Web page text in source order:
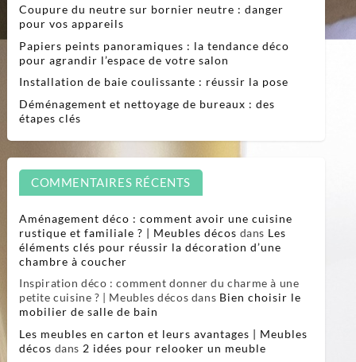
Coupure du neutre sur bornier neutre : danger
pour vos appareils
Papiers peints panoramiques : la tendance déco
pour agrandir l’espace de votre salon
Installation de baie coulissante : réussir la pose
Déménagement et nettoyage de bureaux : des
étapes clés
COMMENTAIRES RÉCENTS
Aménagement déco : comment avoir une cuisine
rustique et familiale ? | Meubles décos dans Les
éléments clés pour réussir la décoration d’une
chambre à coucher
Inspiration déco : comment donner du charme à une
petite cuisine ? | Meubles décos dans Bien choisir le
mobilier de salle de bain
Les meubles en carton et leurs avantages | Meubles
décos dans 2 idées pour relooker un meuble